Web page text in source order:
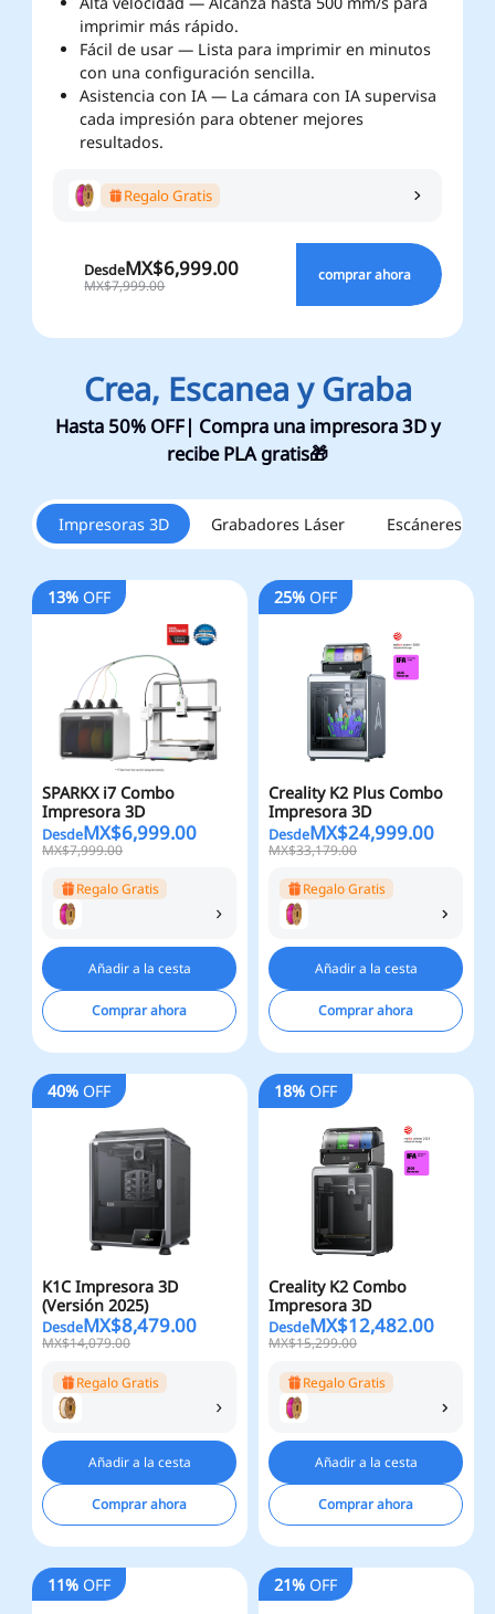
imprimir más rápido.
Fácil de usar — Lista para imprimir en minutos
con una configuración sencilla.
Asistencia con IA — La cámara con IA supervisa
cada impresión para obtener mejores
resultados.
Regalo Gratis
MX$7,999.00
DesdeMX$6,999.00 comprar ahora
Impresoras 3D Grabadores Láser Escáneres
13% OFF
SPARKX i7 Combo
Impresora 3D
DesdeMX$6,999.00
MX$7,999.00
Regalo Gratis
Añadir a la cesta
Comprar ahora
25%OFF
Creality K2 Plus Combo
Impresora 3D
DesdeMX$24,999.00
MX$33,179.00
Regalo Gratis
Añadir a la cesta
Comprar ahora
40% OFF
K1C Impresora 3D
(Versión 2025)
DesdeMX$8,479.00
MX$14,079.00
Regalo Gratis
Añadir a la cesta
Comprar ahora
18%OFF
Creality K2 Combo
Impresora 3D
DesdeMX$12,482.00
MX$15,299.00
Regalo Gratis
Añadir a la cesta
Comprar ahora
11% OFF 21%OFF